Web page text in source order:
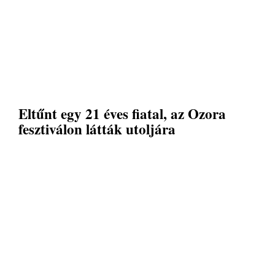
Eltűnt egy 21 éves fiatal, az Ozora
fesztiválon látták utoljára